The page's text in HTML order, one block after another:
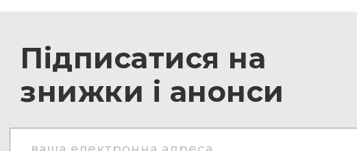
Підписатися на
знижки і анонси